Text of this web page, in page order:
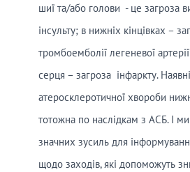
шиї та/або голови - це загроза
інсульту; в нижніх кінцівках –
тромбоемболії легеневої
серця – загроза інфаркту.
атеросклеротичної хвороби
тотожна по наслідкам з АСБ. І
значних зусиль для
щодо заходів, які допоможуть